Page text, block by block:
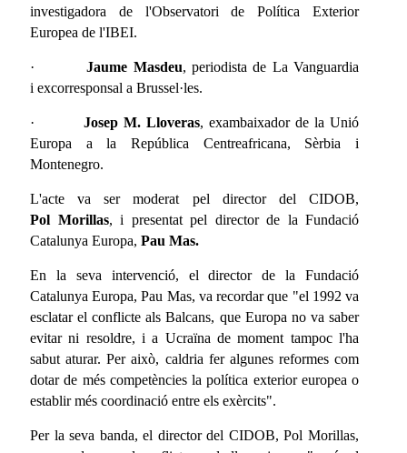
investigadora de l'Observatori de Política Exterior
Europea de l'IBEI.
·Jaume Masdeu, periodista de La Vanguardia
i excorresponsal a Brussel·les.
· Josep M. Lloveras, exambaixador de la Unió
Europa a la República Centreafricana, Sèrbia i
Montenegro.
L'acte va ser moderat pel director del CIDOB,
Pol Morillas, i presentat pel director de la Fundació
Catalunya Europa, Pau Mas.
En la seva intervenció, el director de la Fundació
Catalunya Europa, Pau Mas, va recordar que "el 1992 va
esclatar el conflicte als Balcans, que Europa no va saber
evitar ni resoldre, i a Ucraïna de moment tampoc l'ha
sabut aturar. Per això, caldria fer algunes reformes com
dotar de més competències la política exterior europea o
establir més coordinació entre els exèrcits".
Per la seva banda, el director del CIDOB, Pol Morillas,